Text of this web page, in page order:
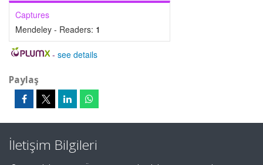
Captures
Mendeley - Readers: 1
- see details
Paylaş
İletişim Bilgileri